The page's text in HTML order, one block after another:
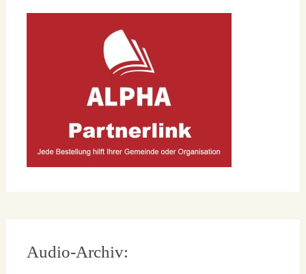
Audio-Archiv: